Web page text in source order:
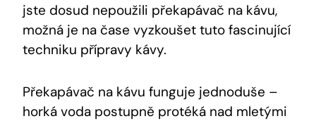
jste dosud nepoužili překapávač na kávu,
možná je na čase vyzkoušet tuto fascinující
techniku přípravy kávy.
Překapávač na kávu funguje jednoduše –
horká voda postupně protéká nad mletými